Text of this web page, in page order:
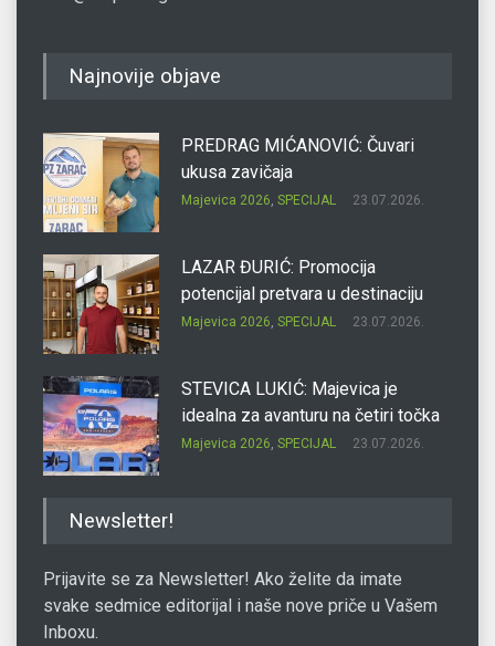
Najnovije objave
PREDRAG MIĆANOVIĆ: Čuvari
ukusa zavičaja
Majevica 2026, SPECIJAL 23.07.2026.
LAZAR ĐURIĆ: Promocija
potencijal pretvara u destinaciju
Majevica 2026, SPECIJAL 23.07.2026.
STEVICA LUKIĆ: Majevica je
idealna za avanturu na četiri točka
Majevica 2026, SPECIJAL 23.07.2026.
Newsletter!
Prijavite se za Newsletter! Ako želite da imate
svake sedmice editorijal i naše nove priče u Vašem
Inboxu.